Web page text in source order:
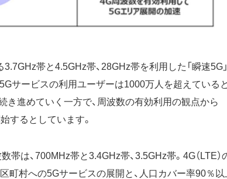
帯と4.5GHz帯、28GHz帯を利用した「瞬速5G
サービスの利用ユーザーは1000万人を超えている
き進めていく一方で、周波数の有効利用の観点から
するとしています。
は、700MHz帯と3.4GHz帯、3.5GHz帯。4G（LTE）
町村への5Gサービスの展開と、人口カバー率90％以